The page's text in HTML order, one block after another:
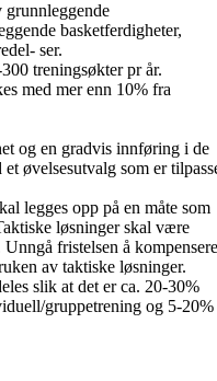
basketferdigheter,
ser.
treningsøkter pr år.
med mer enn 10% fra
og en gradvis innføring i de
øvelsesutvalg som er
legges opp på en måte som
løsninger skal være
fristelsen å kompensere
av taktiske løsninger.
slik at det er ca. 20-30%
gruppetrening og 5-20%